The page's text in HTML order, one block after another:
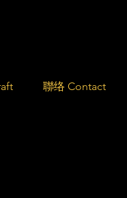
聯络 Contact